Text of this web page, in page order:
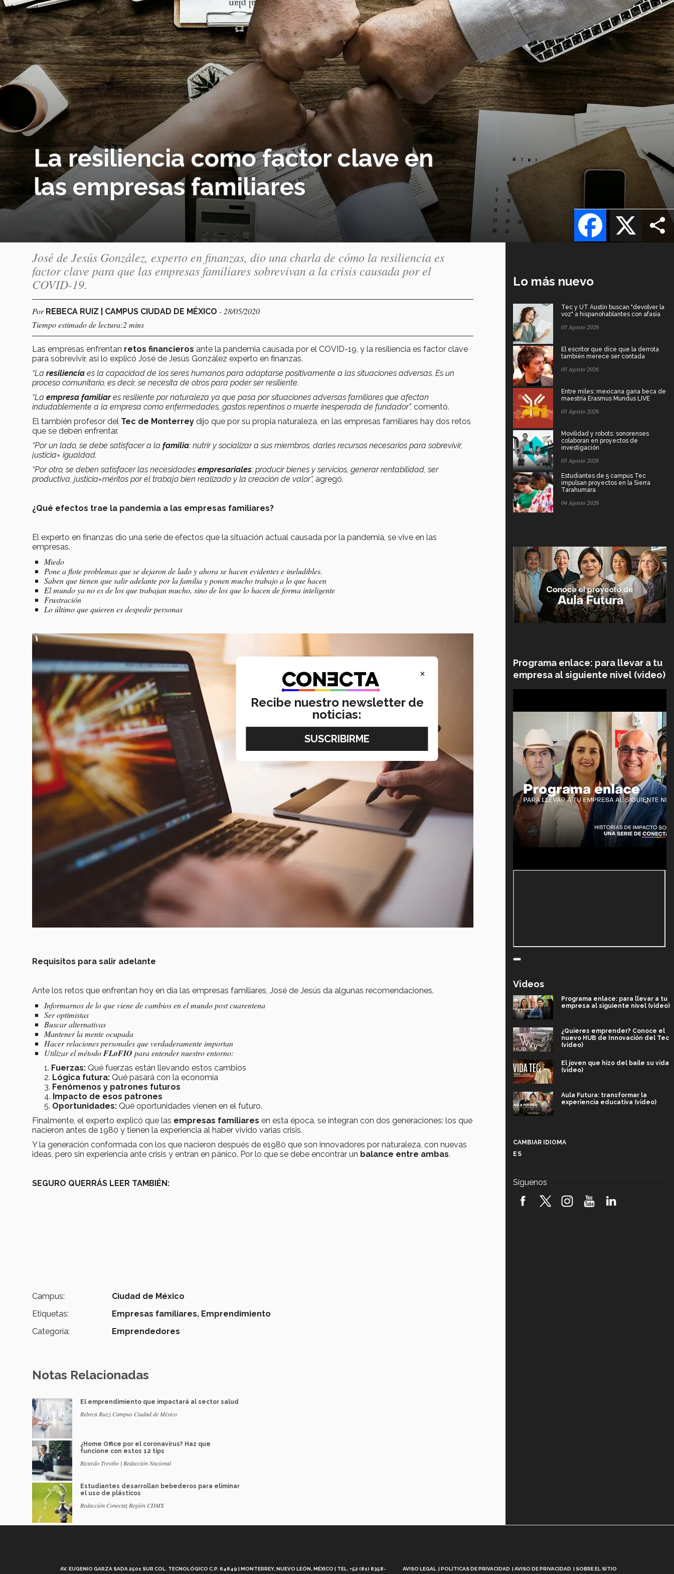
La resiliencia como factor clave en
las empresas familiares
X
Facebook
José de Jesús González, experto en finanzas, dio una charla de cómo la resiliencia es
factor clave para que las empresas familiares sobrevivan a la crisis causada por el
COVID-19.
Por REBECA RUIZ | CAMPUS CIUDAD DE MÉXICO - 28/05/2020
Tiempo estimado de lectura:2 mins
Las empresas enfrentan retos financieros ante la pandemia causada por el COVID-19, y la resiliencia es factor clave
para sobrevivir, así lo explicó José de Jesús González experto en finanzas.
“La resiliencia es la capacidad de los seres humanos para adaptarse positivamente a las situaciones adversas. Es un
proceso comunitario, es decir, se necesita de otros para poder ser resiliente.
“La empresa familiares resiliente por naturaleza ya que pasa por situaciones adversas familiares que afectan
indudablemente a la empresa como enfermedades, gastos repentinos o muerte inesperada de fundador”, comentó.
El también profesor del Tec de Monterrey dijo que por su propia naturaleza, en las empresas familiares hay dos retos
que se deben enfrentar.
“Por un lado, se debe satisfacer a la familia: nutrir y socializar a sus miembros, darles recursos necesarios para sobrevivir,
justicia= igualdad.
“Por otro, se deben satisfacer las necesidades empresariales: producir bienes y servicios, generar rentabilidad, ser
productiva, justicia=méritos por el trabajo bien realizado y la creación de valor”, agregó.
¿Qué efectos trae la pandemia a las empresas familiares?
El experto en finanzas dio una serie de efectos que la situación actual causada por la pandemia, se vive en las
empresas.
Miedo
Pone a flote problemas que se dejaron de lado y ahora se hacen evidentes e ineludibles.
Saben que tienen que salir adelante por la familia y ponen mucho trabajo a lo que hacen
El mundo ya no es de los que trabajan mucho, sino de los que lo hacen de forma inteligente
Frustración
Lo último que quieren es despedir personas
Requisitos para salir adelante
Ante los retos que enfrentan hoy en día las empresas familiares, José de Jesús da algunas recomendaciones.
Informarnos de lo que viene de cambios en el mundo post cuarentena
Ser optimistas
Buscar alternativas
Mantener la mente ocupada
Hacer relaciones personales que verdaderamente importan
Utilizar el métodoFLoFIO para entender nuestro entorno:
Fuerzas: Qué fuerzas están llevando estos cambios
Lógica futura: Qué pasará con la economía
Fenómenos y patrones futuros
Impacto de esos patrones
Oportunidades: Qué oportunidades vienen en el futuro.
Finalmente, el experto explicó que las empresas familiares en esta época, se integran con dos generaciones: los que
nacieron antes de 1980 y tienen la experiencia al haber vivido varias crisis.
Y la generación conformada con los que nacieron después de e1980 que son innovadores por naturaleza, con nuevas
ideas, pero sin experiencia ante crisis y entran en pánico. Por lo que se debe encontrar un balance entre ambas.
SEGURO QUERRÁS LEER TAMBIÉN:
Campus:
Ciudad de México
Etiquetas:
Empresas familiares, Emprendimiento
Categoría:
Emprendedores
Notas Relacionadas
El emprendimiento que impactará al sector salud
Rebeca Ruiz| Campus Ciudad de México
¿Home Office por el coronavirus? Haz que
funcione con estos 12 tips
Ricardo Treviño | Redacción Nacional
Estudiantes desarrollan bebederos para eliminar
el uso de plásticos
Redacción Conecta| Región CDMX
Lo más nuevo
Tec y UT Austin buscan "devolver la
voz" a hispanohablantes con afasia
05 Agosto 2026
El escritor que dice que la derrota
también merece ser contada
05 Agosto 2026
Entre miles: mexicana gana beca de
maestría Erasmus Mundus LIVE
05 Agosto 2026
Movilidad y robots: sonorenses
colaboran en proyectos de
investigación
05 Agosto 2026
Estudiantes de 5 campus Tec
impulsan proyectos en la Sierra
Tarahumara
04 Agosto 2026
Programa enlace: para llevar a tu
empresa al siguiente nivel (video)
Videos
Programa enlace: para llevar a tu
empresa al siguiente nivel (video)
¿Quieres emprender? Conoce el
nuevo HUB de Innovación del Tec
(video)
El joven que hizo del baile su vida
(video)
Aula Futura: transformar la
experiencia educativa (video)
robótica FIRST 2026! (video)
CAMBIAR IDIOMA
ES
Síguenos
AV. EUGENIO GARZA SADA 2501 SUR COL. TECNOLÓGICO C.P. 64849 | MONTERREY, NUEVO LEÓN, MÉXICO | TEL. +52 (81) 8358- AVISO LEGAL POLÍTICAS DE PRIVACIDAD AVISO DE PRIVACIDAD SOBRE EL SITIO
×
Recibe nuestro newsletter de
noticias: